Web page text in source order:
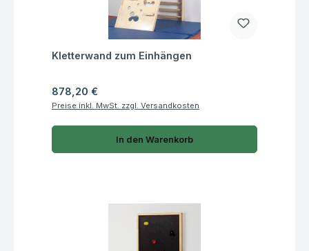
Fragen zum Artikel
Kletterwand zum Einhängen
Regulärer Preis:
878,20 €
Preise inkl. MwSt. zzgl. Versandkosten
In den Warenkorb